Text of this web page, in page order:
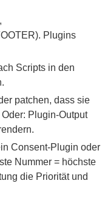
Plugins
Scripts in den
patchen, dass sie
Plugin-Output
Consent-Plugin oder
Nummer = höchste
die Priorität und